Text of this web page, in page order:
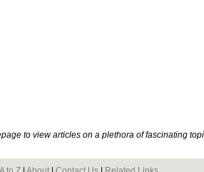
to view articles on a plethora of fascinating